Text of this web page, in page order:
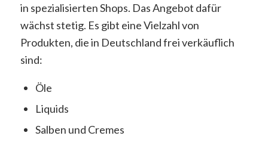
in spezialisierten Shops. Das Angebot dafür
wächst stetig. Es gibt eine Vielzahl von
Produkten, die in Deutschland frei verkäuflich
sind:
Öle
Liquids
Salben und Cremes